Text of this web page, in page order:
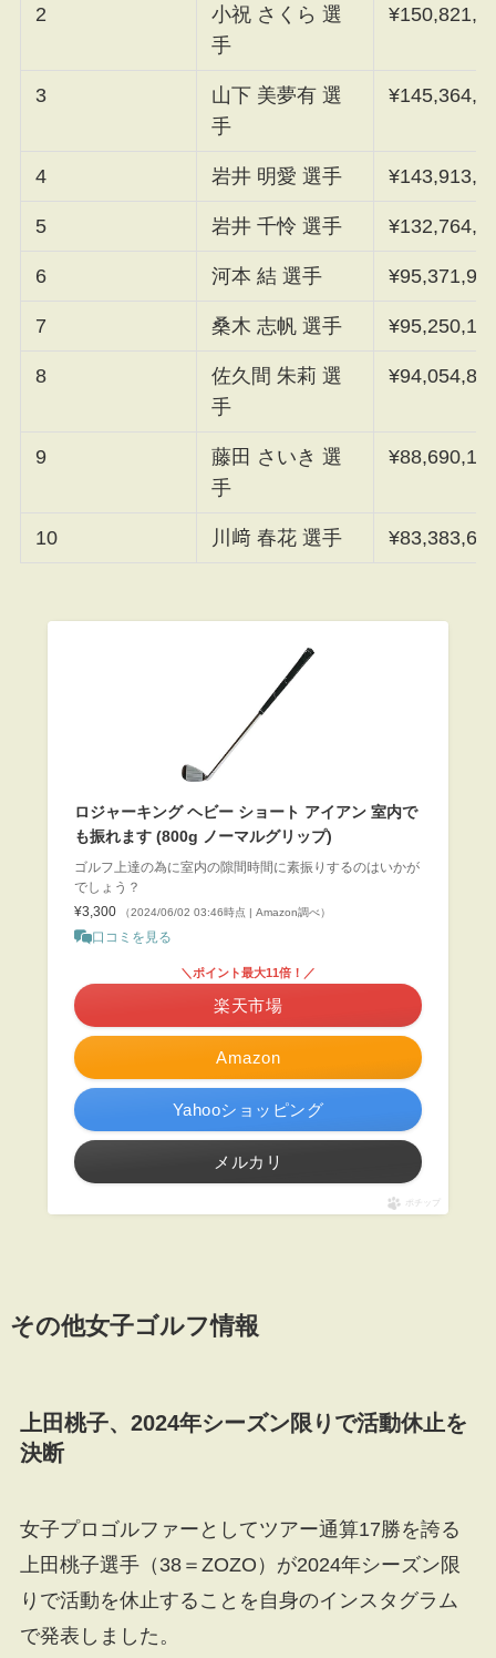
2
小祝 さくら 選
手
3
山下 美夢有 選
手
4 岩井 明愛 選手
5 岩井 千怜 選手
6 河本 結 選手
7 桑木 志帆 選手
8
佐久間 朱莉 選
手
9
藤田 さいき 選
手
10 川﨑 春花 選手
ロジャーキング ヘビー ショート アイアン 室内で
も振れます (800g ノーマルグリップ)
ゴルフ上達の為に室内の隙間時間に素振りするのはいかが
でしょう？
¥3,300
（2024/06/02 03:46時点 | Amazon調べ）
口コミを見る
Amazon
＼ポイント最大11倍！／
楽天市場
Yahooショッピング
メルカリ
ポチップ
その他女子ゴルフ情報
上田桃子、2024年シーズン限りで活動休止を
決断
女子プロゴルファーとしてツアー通算17勝を誇る
上田桃子選手（38＝ZOZO）が2024年シーズン限
りで活動を休止することを自身のインスタグラム
で発表しました。